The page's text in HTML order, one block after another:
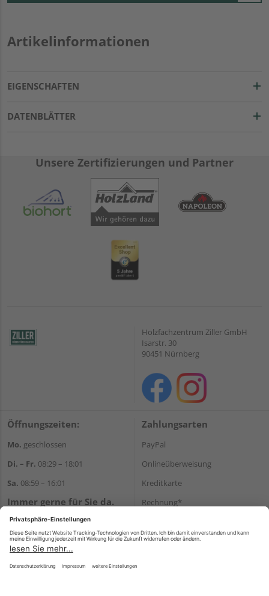
Artikelinformationen
EIGENSCHAFTEN
DATENBLÄTTER
Unsere Zertifizierungen und Partner
Holzfachzentrum Ziller GmbH
Isarstr. 30
90451 Nürnberg
Öffnungszeiten:
Mo. geschlossen
Di. – Fr. 08:29 – 18:01
Sa. 08:59 – 16:01
Immer gerne für Sie da.
E-Mail:kontakt@holzziller.de
Zahlungsarten
PayPal
Onlineüberweisung
Kreditkarte
Rechnung*
Versand